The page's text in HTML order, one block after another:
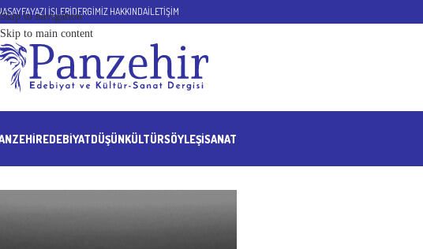
Skip to navigation
Skip to main content
YAZI İŞLERİDERGİMİZ HAKKINDAİLETİŞİM
EDEBİYATDÜŞÜNKÜLTÜRSÖYLEŞİSANAT